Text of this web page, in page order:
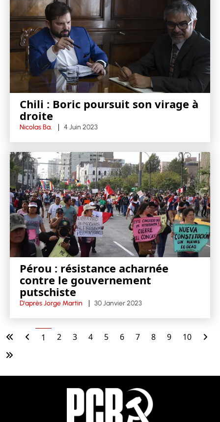
Chili : Boric poursuit son virage à
droite
Nicolas Ba. 4 Juin 2023
Pérou : résistance acharnée
contre le gouvernement
putschiste
D'après Jorge Martin 30 Janvier 2023
1 2 3 4 5 6 7 8 9 10